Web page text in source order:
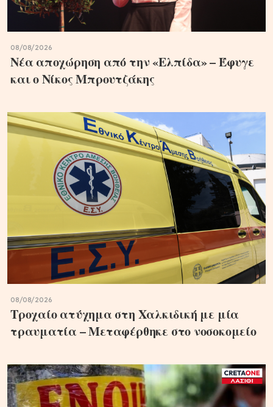
08/08/2026
Νέα αποχώρηση από την «Ελπίδα» – Έφυγε
και ο Νίκος Μπρουτζάκης
08/08/2026
Τροχαίο ατύχημα στη Χαλκιδική με μία
τραυματία – Μεταφέρθηκε στο νοσοκομείο